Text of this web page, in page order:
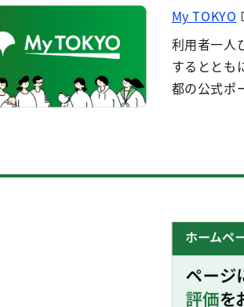
My TOKYO
利用者一人
するととも
都の公式ポ